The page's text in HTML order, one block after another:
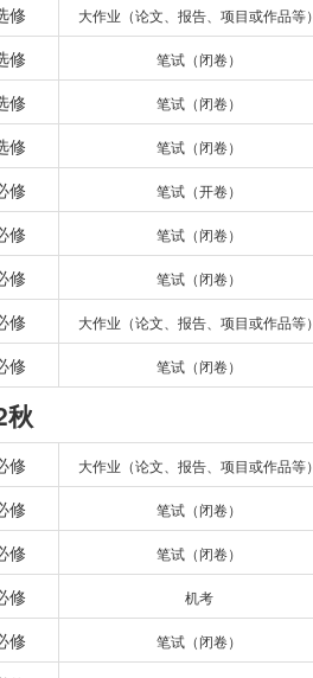
修 大作业（论文、报告、项目或作品等）
修 笔试（闭卷）
修 笔试（闭卷）
修 笔试（闭卷）
修 笔试（开卷）
修 笔试（闭卷）
修 笔试（闭卷）
修 大作业（论文、报告、项目或作品等）
修 笔试（闭卷）
秋
修 大作业（论文、报告、项目或作品等）
修 笔试（闭卷）
修 笔试（闭卷）
修 机考
修 笔试（闭卷）